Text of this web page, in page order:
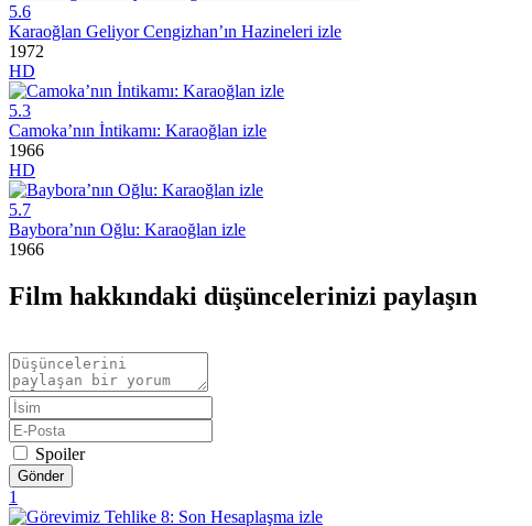
5.6
Karaoğlan Geliyor Cengizhan’ın Hazineleri izle
1972
HD
5.3
Camoka’nın İntikamı: Karaoğlan izle
1966
HD
5.7
Baybora’nın Oğlu: Karaoğlan izle
1966
Film hakkındaki düşüncelerinizi paylaşın
Spoiler
Gönder
1